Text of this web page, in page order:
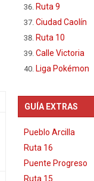
Ruta 9
Ciudad Caolín
Ruta 10
Calle Victoria
Liga Pokémon
GUÍA EXTRAS
Pueblo Arcilla
Ruta 16
Puente Progreso
Ruta 15